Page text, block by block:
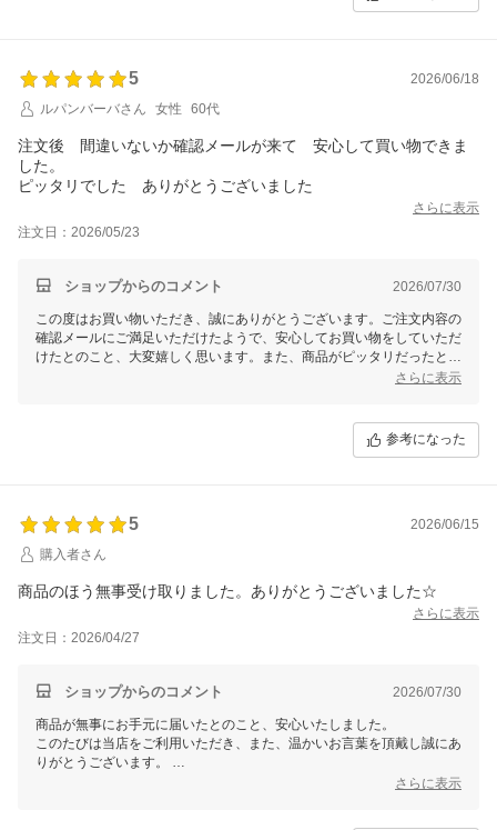
5
2026/06/18
ルパンバーバさん
女性 60代
注文後 間違いないか確認メールが来て 安心して買い物できま
した。
ピッタリでした ありがとうございました
さらに表示
注文日：2026/05/23
ショップからのコメント 2026/07/30
この度はお買い物いただき、誠にありがとうございます。ご注文内容の
確認メールにご満足いただけたようで、安心してお買い物をしていただ
けたとのこと、大変嬉しく思います。また、商品がピッタリだったとの
ことで、喜んでいただけて何よりでございます。これからも安心してお
さらに表示
参考になった
5
2026/06/15
購入者さん
商品のほう無事受け取りました。ありがとうございました☆
さらに表示
注文日：2026/04/27
ショップからのコメント 2026/07/30
商品が無事にお手元に届いたとのこと、安心いたしました。
このたびは当店をご利用いただき、また、温かいお言葉を頂戴し誠にあ
りがとうございます。
これからもお客様に喜んでいただけるサービスを提供できるよう、努め
さらに表示